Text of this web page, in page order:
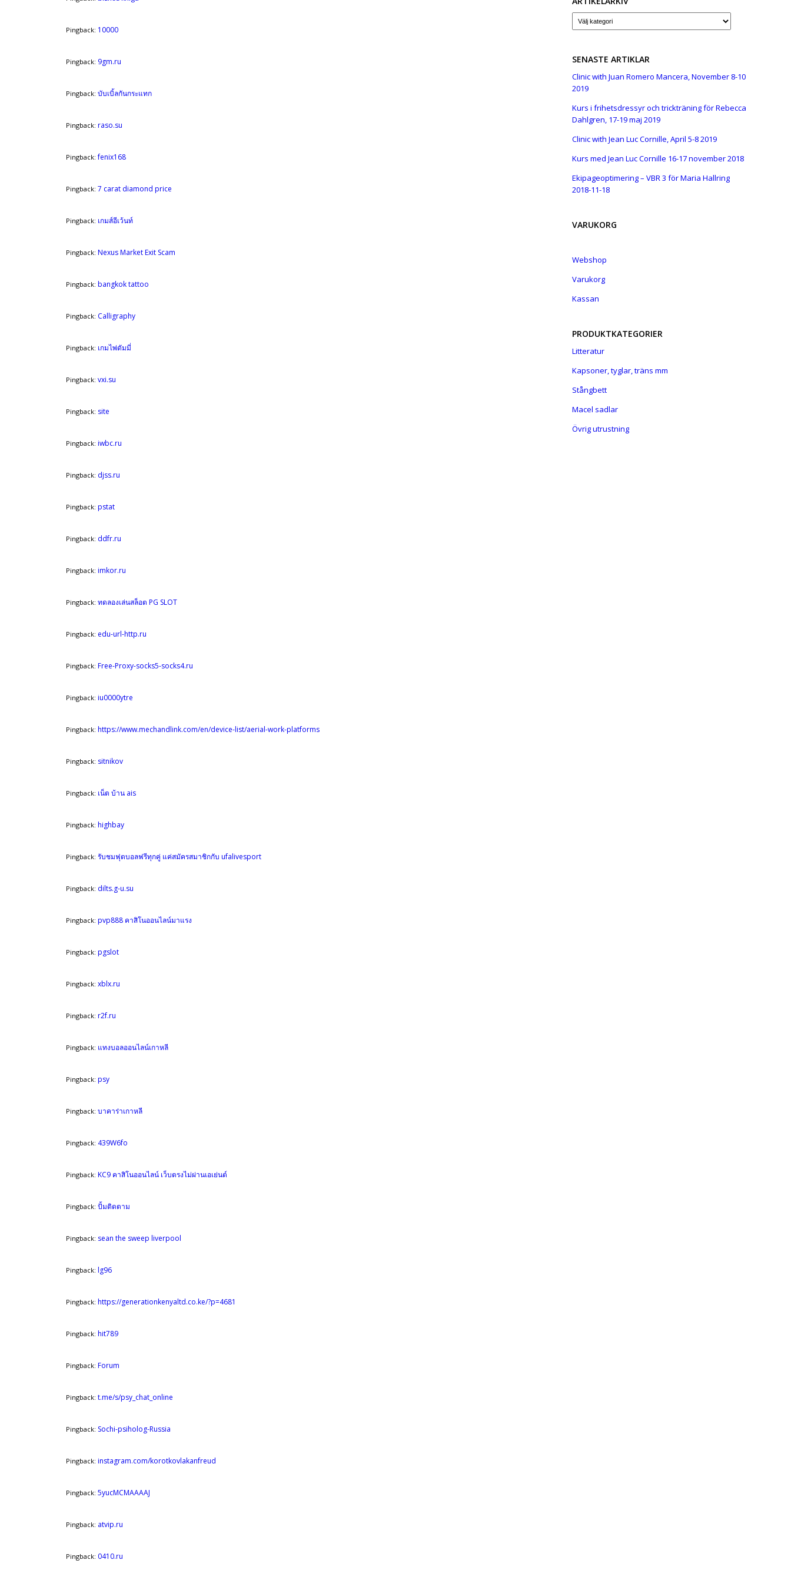
Pingback: 10000
Pingback: 9gm.ru
Pingback: บับเบิ้ลกันกระแทก
Pingback: raso.su
Pingback:fenix168
Pingback: 7 carat diamond price
Pingback: เกมส์อีเว้นท์
Pingback: Nexus Market Exit Scam
Pingback: bangkok tattoo
Pingback: Calligraphy
Pingback: เกมไพ่ดัมมี่
Pingback: vxi.su
Pingback: site
Pingback: iwbc.ru
Pingback: djss.ru
Pingback: pstat
Pingback: ddfr.ru
Pingback: imkor.ru
Pingback: ทดลองเล่นสล็อต PG SLOT
Pingback: edu-url-http.ru
Pingback: Free-Proxy-socks5-socks4.ru
Pingback: iu0000ytre
Pingback: https://www.mechandlink.com/en/device-list/aerial-work-platforms
Pingback: sitnikov
Pingback: เน็ต บ้าน ais
Pingback: highbay
Pingback: รับชมฟุตบอลฟรีทุกคู่ แค่สมัครสมาชิกกับ ufalivesport
Pingback: dilts.g-u.su
Pingback: pvp888 คาสิโนออนไลน์มาแรง
Pingback: pgslot
Pingback: xblx.ru
Pingback: r2f.ru
Pingback: แทงบอลออนไลน์เกาหลี
Pingback: psy
Pingback: บาคาร่าเกาหลี
Pingback: 439W6fo
Pingback: KC9 คาสิโนออนไลน์ เว็บตรงไม่ผ่านเอเย่นต์
Pingback: ปั้มติดตาม
Pingback: sean the sweep liverpool
Pingback: lg96
Pingback: https://generationkenyaltd.co.ke/?p=4681
Pingback: hit789
Pingback: Forum
Pingback: t.me/s/psy_chat_online
Pingback: Sochi-psiholog-Russia
Pingback: instagram.com/korotkovlakanfreud
Pingback: 5yucMCMAAAAJ
Pingback: atvip.ru
Pingback: 0410.ru
Artikelarkiv
SENASTE ARTIKLAR
Clinic with Juan Romero Mancera, November 8-10
2019
Kurs i frihetsdressyr och trickträning för Rebecca
Dahlgren, 17-19 maj 2019
Clinic with Jean Luc Cornille, April 5-8 2019
Kurs med Jean Luc Cornille 16-17 november 2018
Ekipageoptimering – VBR 3 för Maria Hallring
2018-11-18
VARUKORG
Webshop
Varukorg
Kassan
PRODUKTKATEGORIER
Litteratur
Kapsoner, tyglar, träns mm
Stångbett
Macel sadlar
Övrig utrustning